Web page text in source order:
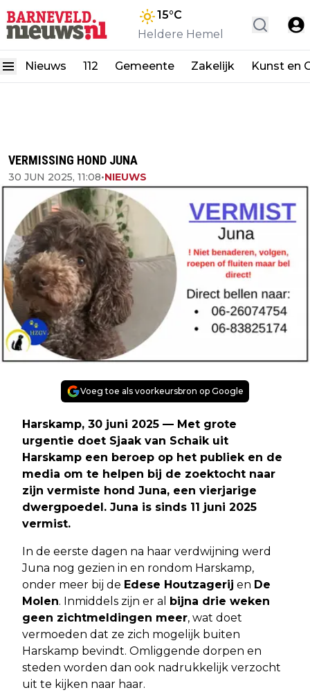
15°C
Heldere Hemel
Nieuws 112 Gemeente Zakelijk Kunst en
VERMISSING HOND JUNA
30 JUN 2025, 11:08•NIEUWS
Voeg toe als voorkeursbron op Google
Harskamp, 30 juni 2025 — Met grote
urgentie doet Sjaak van Schaik uit
Harskamp een beroep op het publiek en de
media om te helpen bij de zoektocht naar
zijn vermiste hond Juna, een vierjarige
dwergpoedel. Juna is sinds 11 juni 2025
vermist.
In de eerste dagen na haar verdwijning werd
Juna nog gezien in en rondom Harskamp,
onder meer bij de Edese Houtzagerij en De
Molen. Inmiddels zijn er al
bijna drie weken
geen zichtmeldingen meer, wat doet
vermoeden dat ze zich mogelijk buiten
Harskamp bevindt. Omliggende dorpen en
steden worden dan ook nadrukkelijk verzocht
uit te kijken naar haar.